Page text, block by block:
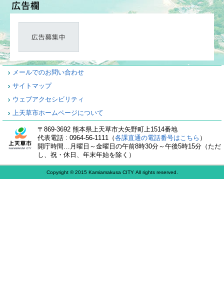
メールでのお問い合わせ
サイトマップ
ウェブアクセシビリティ
上天草市ホームページについて
〒869-3692 熊本県上天草市大矢野町上1514番地
代表電話 : 0964-56-1111（各課直通の電話番号はこちら ）
開庁時間…月曜日～金曜日の午前8時30分～午後5時15分（ただ
し、祝・休日、年末年始を除く）
Copyright © 2015 Kamiamakusa CITY All rights reserved.